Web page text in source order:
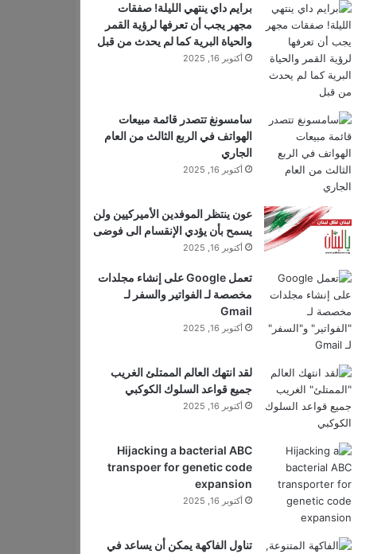
برايم داي ينتهي الليلة! صفقات
مجهر يجب أن تعرفها لرؤية القمر
والحياة البرية كما لم يحدث من قبل
أكتوبر 16, 2025
سامسونغ تتصدر قائمة مبيعات
الهواتف في الربع الثالث من العام
الجاري
أكتوبر 16, 2025
عون ينتظر الموفدين الأميركيين ولن
يسمح بأن يؤدي الإنقسام الى فوضى
أكتوبر 16, 2025
تعمل Google على إنشاء مجلدات
مخصصة لـ الفواتير والسفر لـ
Gmail
أكتوبر 16, 2025
لقد انتهك العالم الممتلئ الغريب
جميع قواعد السلوك الكوكبي
أكتوبر 16, 2025
Hijacking a bacterial ABC
transpoer for genetic code
expansion
أكتوبر 16, 2025
تناول الفاكهة يمكن أن يساعد في